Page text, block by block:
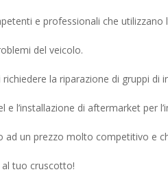
e professionali che utilizzano
del veicolo.
richiedere la riparazione di gruppi di
e l’installazione di aftermarket per
ad un prezzo molto competitivo e
tuo cruscotto!